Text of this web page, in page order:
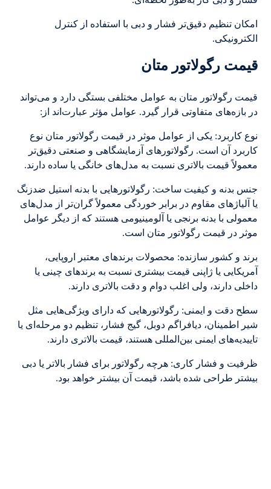
امکان تنظیم دقیق‌تر فشار و دبی با استفاده از کنترل
الکترونیکی.
قیمت رگولاتور متان
قیمت رگولاتور متان به عوامل مختلفی بستگی دارد و می‌تواند
در بازه‌های متفاوتی قرار گیرد. عوامل مؤثر عبارت‌اند از:
نوع کاربرد: یکی از عوامل موثر در قیمت رگولاتور متان نوع
کاربرد آن است. رگولاتورهای آزمایشگاهی و صنعتی دقیق‌تر
معمولاً قیمت بالاتری نسبت به مدل‌های خانگی یا ساده دارند.
جنس بدنه و کیفیت ساخت: رگولاتورهایی با بدنه استیل ضدزنگ
یا آلیاژهای مقاوم در برابر خوردگی معمولاً گران‌تر از مدل‌های
معمولی با بدنه برنجی یا آلومینیومی هستند که از دیگر عوامل
موثر در قیمت رگولاتور متان است.
برند و کشور سازنده: محصولات برندهای معتبر اروپایی،
آمریکایی یا ژاپنی قیمت بیشتری نسبت به برندهای چینی یا
داخلی دارند، ولی اغلب دوام و دقت بالاتری دارند.
سطح دقت و ایمنی: رگولاتورهایی که دارای ویژگی‌هایی مثل
شیر اطمینان، دیافراگم دوبل، گیج فشار، تنظیم دو مرحله‌ای یا
تاییدیه‌های ایمنی بین‌المللی هستند، قیمت بالاتری دارند.
ظرفیت و فشار کاری: هرچه رگولاتور برای فشار بالاتر یا دبی
بیشتر طراحی شده باشد، قیمت آن بیشتر خواهد بود.